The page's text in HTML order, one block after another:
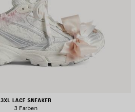
3XL LACE SNEAKER
3 Farben